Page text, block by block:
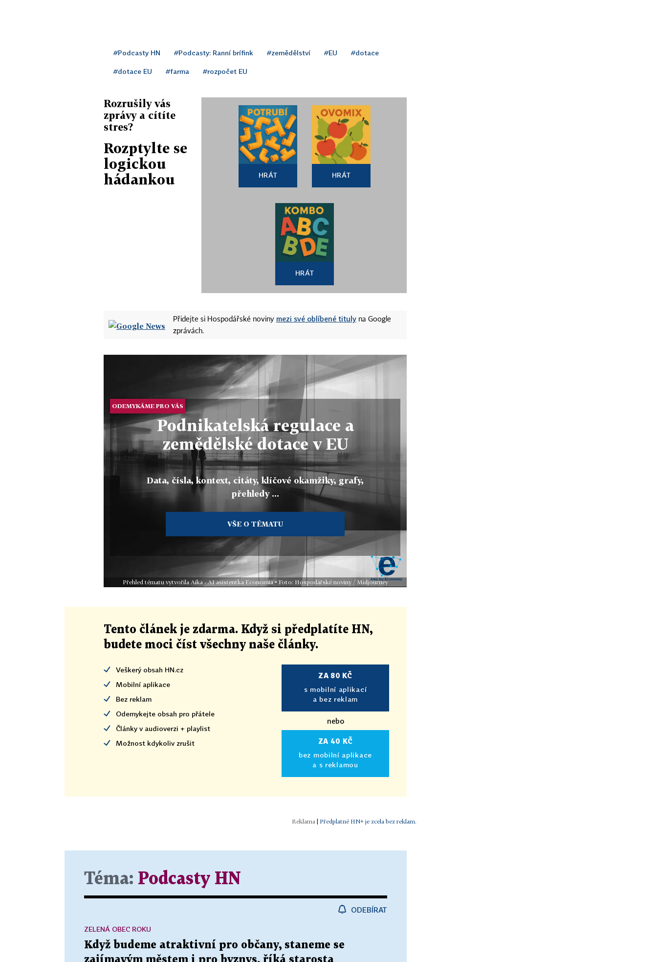
#Podcasty HN #Podcasty: Ranní brífink #zemědělství #EU #dotace
#dotace EU #farma #rozpočet EU
Rozrušily vás
zprávy a cítíte
stres?
Rozptylte se
logickou
hádankou
HRÁT HRÁT
HRÁT
Přidejte si Hospodářské noviny mezi své oblíbené tituly na Google
zprávách.
ODEMYKÁME PRO VÁS
Podnikatelská regulace a
zemědělské dotace v EU
Data, čísla, kontext, citáty, klíčové okamžiky, grafy,
přehledy ...
VŠE O TÉMATU
Přehled tématu vytvořila Aika - AI asistentka Economia • Foto: Hospodářské noviny / Midjourney
Tento článek je zdarma. Když si předplatíte HN,
budete moci číst všechny naše články.
Veškerý obsah HN.cz
Mobilní aplikace
Bez reklam
Odemykejte obsah pro přátele
Články v audioverzi + playlist
Možnost kdykoliv zrušit
ZA 80 KČ
s mobilní aplikací
a bez reklam
nebo
ZA 40 KČ
bez mobilní aplikace
a s reklamou
Předplatné HN+ je zcela bez reklam.
Téma: Podcasty HN
ODEBÍRAT
Když budeme atraktivní pro občany, staneme se
ZELENÁ OBEC ROKU